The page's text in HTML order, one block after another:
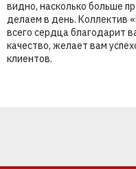
видно, насколько больше
делаем в день. Коллектив
всего сердца благодарит
качество, желает вам
клиентов.